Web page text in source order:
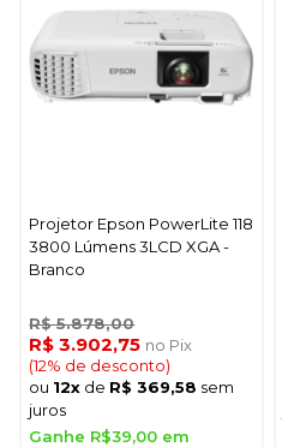
Projetor Epson PowerLite 118
3800 Lúmens 3LCD XGA -
Branco
R$ 5.878,00
R$ 3.902,75 no Pix
(12% de desconto)
ou 12x de R$ 369,58 sem
juros
Ganhe R$39,00 em